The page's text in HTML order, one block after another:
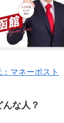
マネーポスト
な人？